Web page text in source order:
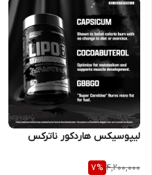
لیپوسیکس هاردکور ناترکس
4,200,000
7%